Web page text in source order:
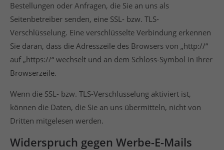
Bestellungen oder Anfragen, die Sie an uns als
Seitenbetreiber senden, eine SSL- bzw. TLS-
Verschlüsselung. Eine verschlüsselte Verbindung erkennen
Sie daran, dass die Adresszeile des Browsers von „http://“
auf „https://“ wechselt und an dem Schloss-Symbol in Ihrer
Browserzeile.
Wenn die SSL- bzw. TLS-Verschlüsselung aktiviert ist,
können die Daten, die Sie an uns übermitteln, nicht von
Dritten mitgelesen werden.
Widerspruch gegen Werbe-E-Mails